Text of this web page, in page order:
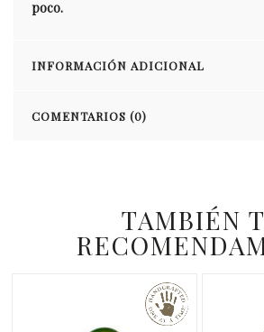
poco.
INFORMACIÓN ADICIONAL
COMENTARIOS (0)
TAMBIÉN